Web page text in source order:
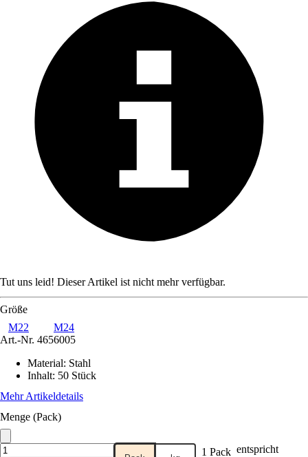
Tut uns leid! Dieser Artikel ist nicht mehr verfügbar.
Größe
M22
M24
Art.-Nr. 4656005
Material: Stahl
Inhalt: 50 Stück
Mehr Artikeldetails
Menge (Pack)
1 Pack entspricht